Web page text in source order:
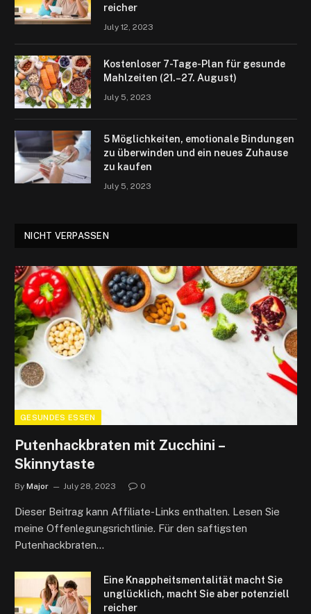
reicher
July 12, 2023
Kostenloser 7-Tage-Plan für gesunde
Mahlzeiten (21.–27. August)
July 5, 2023
5 Möglichkeiten, emotionale Bindungen
zu überwinden und ein neues Zuhause
zu kaufen
July 5, 2023
NICHT VERPASSEN
GESUNDES ESSEN
Putenhackbraten mit Zucchini –
Skinnytaste
By Major July 28, 2023 0
Dieser Beitrag kann Affiliate-Links enthalten. Lesen Sie
meine Offenlegungsrichtlinie. Für den saftigsten
Putenhackbraten…
Eine Knappheitsmentalität macht Sie
unglücklich, macht Sie aber potenziell
reicher